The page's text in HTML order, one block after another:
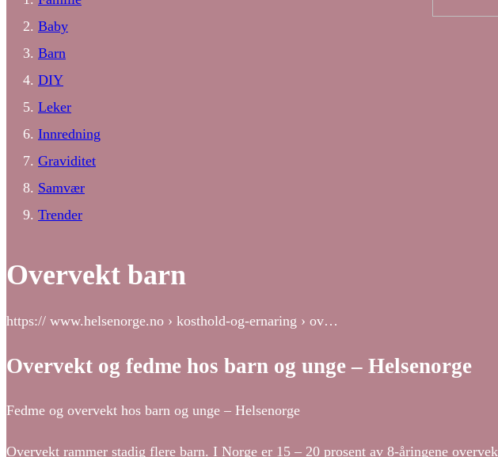
Baby
Barn
DIY
Leker
Innredning
Graviditet
Samvær
Trender
Overvekt barn
https:// www.helsenorge.no › kosthold-og-ernaring › ov…
Overvekt og fedme hos barn og unge – Helsenorge
Fedme og overvekt hos barn og unge – Helsenorge
Overvekt rammer stadig flere barn. I Norge er 15 – 20 prosent av 8-åringene